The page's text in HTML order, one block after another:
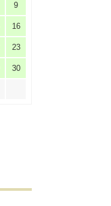
9
16
23
30